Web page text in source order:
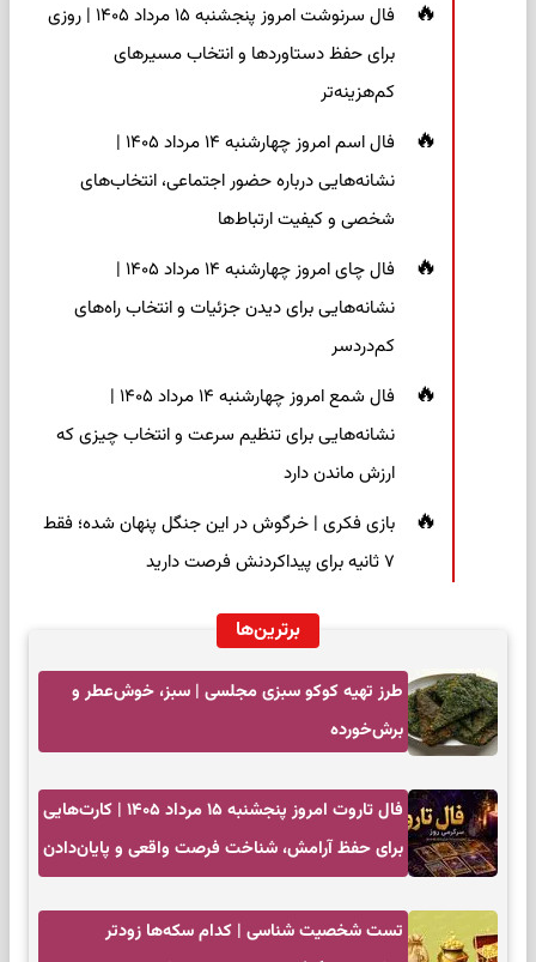
فال سرنوشت امروز پنجشنبه ۱۵ مرداد ۱۴۰۵ | روزی
برای حفظ دستاوردها و انتخاب مسیرهای
کم‌هزینه‌تر
فال اسم امروز چهارشنبه ۱۴ مرداد ۱۴۰۵ |
نشانه‌هایی درباره حضور اجتماعی، انتخاب‌های
شخصی و کیفیت ارتباط‌ها
فال چای امروز چهارشنبه ۱۴ مرداد ۱۴۰۵ |
نشانه‌هایی برای دیدن جزئیات و انتخاب راه‌های
کم‌دردسر
فال شمع امروز چهارشنبه ۱۴ مرداد ۱۴۰۵ |
نشانه‌هایی برای تنظیم سرعت و انتخاب چیزی که
ارزش ماندن دارد
بازی فکری | خرگوش در این جنگل پنهان شده؛ فقط
۷ ثانیه برای پیداکردنش فرصت دارید
برترین‌ها
طرز تهیه کوکو سبزی مجلسی | سبز، خوش‌عطر و
برش‌خورده
فال تاروت امروز پنجشنبه ۱۵ مرداد ۱۴۰۵ | کارت‌هایی
برای حفظ آرامش، شناخت فرصت واقعی و پایان‌دادن
تست شخصیت شناسی | کدام سکه‌ها زودتر